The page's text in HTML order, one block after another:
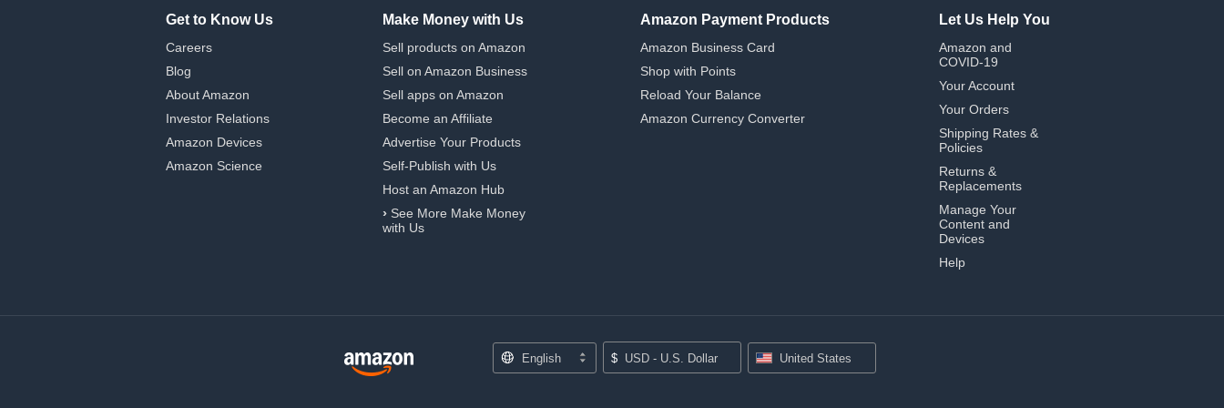
Get to Know Us
Careers
Blog
About Amazon
Investor Relations
Amazon Devices
Amazon Science
Make Money with Us
Sell products on Amazon
Sell on Amazon Business
Sell apps on Amazon
Become an Affiliate
Advertise Your Products
Self-Publish with Us
Host an Amazon Hub
› See More Make Money
with Us
Amazon Payment Products
Amazon Business Card
Shop with Points
Reload Your Balance
Amazon Currency Converter
Let Us Help You
Amazon and
COVID-19
Your Account
Your Orders
Shipping Rates &
Policies
Returns &
Replacements
Manage Your
Content and
Devices
Help
English $ USD - U.S. Dollar United States